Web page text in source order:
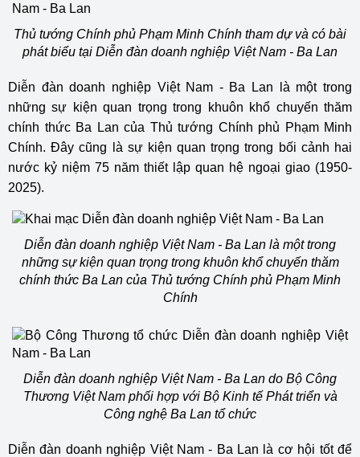
Thủ tướng Chính phủ Phạm Minh Chính tham dự và có bài
phát biểu tại Diễn đàn doanh nghiệp Việt Nam - Ba Lan
Diễn đàn doanh nghiệp Việt Nam - Ba Lan là một trong
những sự kiện quan trọng trong khuôn khổ chuyến thăm
chính thức Ba Lan của Thủ tướng Chính phủ Phạm Minh
Chính. Đây cũng là sự kiện quan trọng trong bối cảnh hai
nước kỷ niệm 75 năm thiết lập quan hệ ngoại giao (1950-
2025).
Diễn đàn doanh nghiệp Việt Nam - Ba Lan là một trong
những sự kiện quan trọng trong khuôn khổ chuyến thăm
chính thức Ba Lan của Thủ tướng Chính phủ Phạm Minh
Chính
Diễn đàn doanh nghiệp Việt Nam - Ba Lan do Bộ Công
Thương Việt Nam phối hợp với Bộ Kinh tế Phát triển và
Công nghệ Ba Lan tổ chức
Diễn đàn doanh nghiệp Việt Nam - Ba Lan là cơ hội tốt để